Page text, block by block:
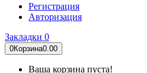
Регистрация
Авторизация
Закладки 0
0Корзина0.00
Ваша корзина пуста!